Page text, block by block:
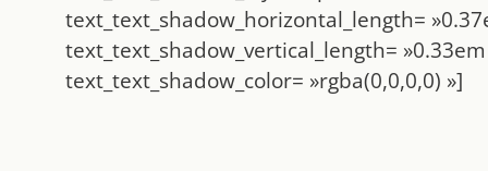
text_text_shadow_horizontal_length=
text_text_shadow_vertical_length=
text_text_shadow_color= »rgba(0,0,0,0) »]